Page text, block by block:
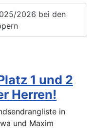
2026 bei den
1 und 2
Herren!
in
und Maxim